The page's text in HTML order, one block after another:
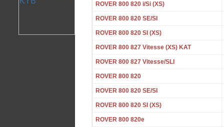
ROVER 800 820 i/Si (XS)
ROVER 800 820 SE/SI
ROVER 800 820 SI (XS)
ROVER 800 827 Vitesse (XS) KAT
ROVER 800 827 Vitesse/SLI
ROVER 800 820
ROVER 800 820 SE/SI
ROVER 800 820 SI (XS)
ROVER 800 820e